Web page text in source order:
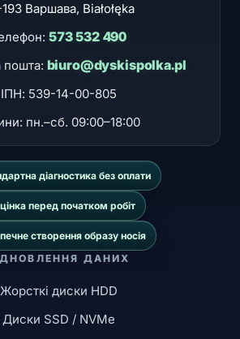
Варшава, Białołęka
573 532 490
пошта: biuro@dyskispolka.pl
ІПН: 539-14-00-805
пн.–сб. 09:00–18:00
діагностика без оплати
перед початком робіт
створення образу носія
ДАНИХ
Жорсткі диски HDD
Диски SSD / NVMe